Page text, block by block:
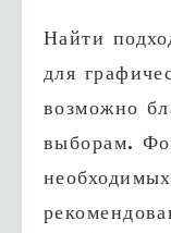
Найти
для
возможно
выборам.